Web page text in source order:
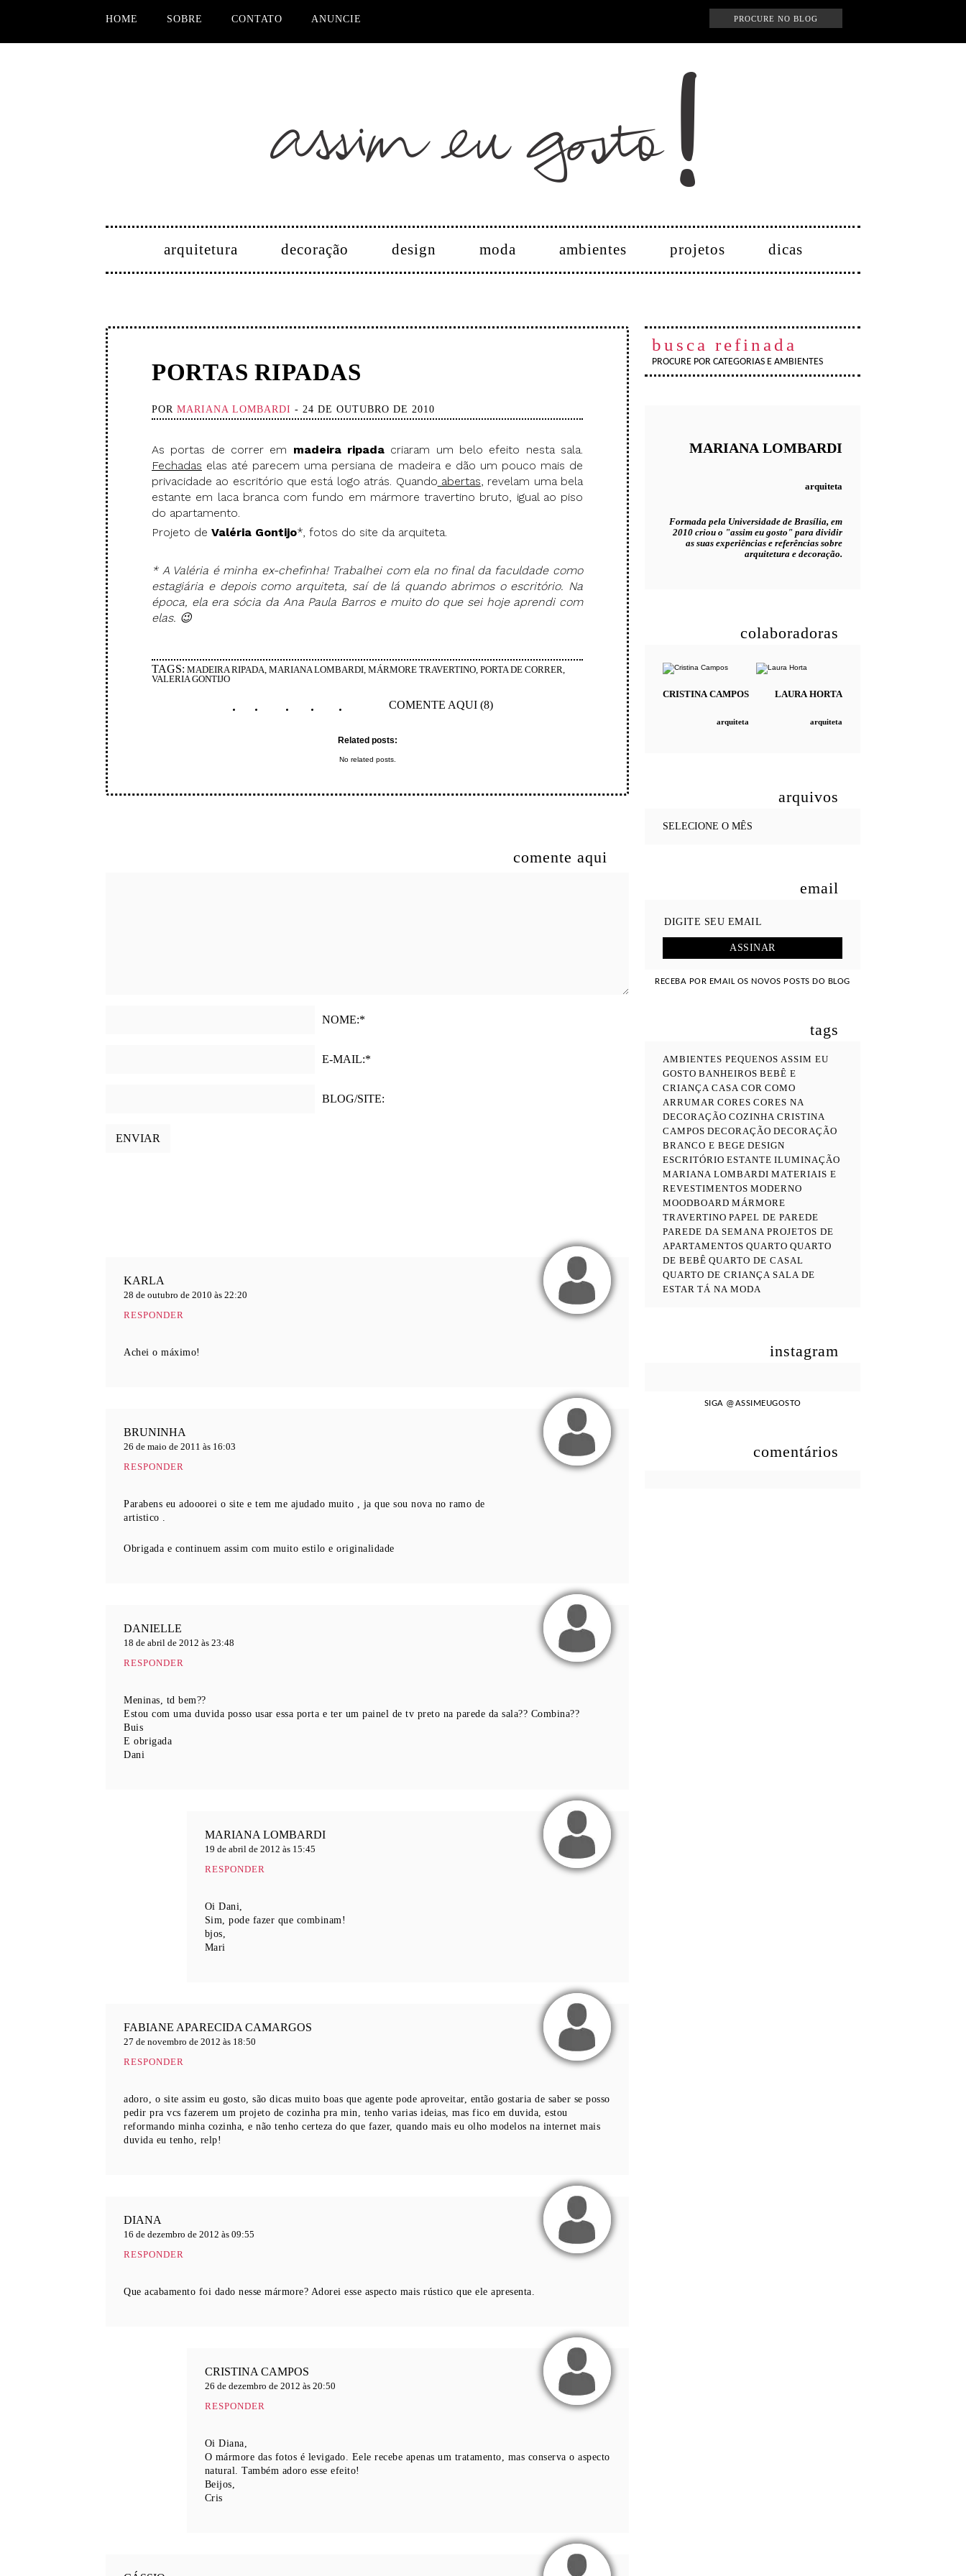
HOME SOBRE CONTATO ANUNCIE
arquitetura decoração design moda ambientes projetos dicas
PORTAS RIPADAS
POR MARIANA LOMBARDI - 24 DE OUTUBRO DE 2010
As portas de correr em madeira ripada criaram um belo efeito nesta sala.
Fechadas elas até parecem uma persiana de madeira e dão um pouco mais de
privacidade ao escritório que está logo atrás. Quando abertas, revelam uma bela
estante em laca branca com fundo em mármore travertino bruto, igual ao piso
do apartamento.
Projeto de Valéria Gontijo*, fotos do site da arquiteta.
* A Valéria é minha ex-chefinha! Trabalhei com ela no final da faculdade como
estagiária e depois como arquiteta, saí de lá quando abrimos o escritório. Na
época, ela era sócia da Ana Paula Barros e muito do que sei hoje aprendi com
elas. 😉
TAGS: MADEIRA RIPADA, MARIANA LOMBARDI, MÁRMORE TRAVERTINO, PORTA DE CORRER,
VALERIA GONTIJO
COMENTE AQUI (8)
Related posts:
No related posts.
comente aqui
NOME:*
E-MAIL:*
BLOG/SITE:
KARLA
28 de outubro de 2010 às 22:20
RESPONDER
Achei o máximo!
BRUNINHA
26 de maio de 2011 às 16:03
RESPONDER
Parabens eu adooorei o site e tem me ajudado muito , ja que sou nova no ramo de
artistico .
Obrigada e continuem assim com muito estilo e originalidade
DANIELLE
18 de abril de 2012 às 23:48
RESPONDER
Meninas, td bem??
Estou com uma duvida posso usar essa porta e ter um painel de tv preto na parede da sala?? Combina??
Buis
E obrigada
Dani
MARIANA LOMBARDI
19 de abril de 2012 às 15:45
RESPONDER
Oi Dani,
Sim, pode fazer que combinam!
bjos,
Mari
FABIANE APARECIDA CAMARGOS
27 de novembro de 2012 às 18:50
RESPONDER
adoro, o site assim eu gosto, são dicas muito boas que agente pode aproveitar, então gostaria de saber se posso
pedir pra vcs fazerem um projeto de cozinha pra min, tenho varias ideias, mas fico em duvida, estou
reformando minha cozinha, e não tenho certeza do que fazer, quando mais eu olho modelos na internet mais
duvida eu tenho, relp!
DIANA
16 de dezembro de 2012 às 09:55
RESPONDER
Que acabamento foi dado nesse mármore? Adorei esse aspecto mais rústico que ele apresenta.
CRISTINA CAMPOS
26 de dezembro de 2012 às 20:50
RESPONDER
Oi Diana,
O mármore das fotos é levigado. Eele recebe apenas um tratamento, mas conserva o aspecto
natural. Também adoro esse efeito!
Beijos,
Cris
busca refinada
PROCURE POR CATEGORIAS E AMBIENTES
MARIANA LOMBARDI
arquiteta
Formada pela Universidade de Brasília, em
2010 criou o "assim eu gosto" para dividir
as suas experiências e referências sobre
arquitetura e decoração.
colaboradoras
CRISTINACAMPOS
arquiteta
LAURAHORTA
arquiteta
arquivos
email
RECEBA POR EMAIL OS NOVOS POSTS DO BLOG
tags
AMBIENTES PEQUENOS ASSIM EU
GOSTO BANHEIROS BEBÊ E
CRIANÇA CASA COR COMO
ARRUMAR CORES CORES NA
DECORAÇÃO COZINHA CRISTINA
CAMPOS DECORAÇÃO DECORAÇÃO
BRANCO E BEGE DESIGN
ESCRITÓRIO ESTANTE ILUMINAÇÃO
MARIANA LOMBARDI MATERIAIS E
REVESTIMENTOS MODERNO
MOODBOARD MÁRMORE
TRAVERTINO PAPEL DE PAREDE
PAREDE DA SEMANA PROJETOS DE
APARTAMENTOS QUARTO QUARTO
DE BEBÊ QUARTO DE CASAL
QUARTO DE CRIANÇA SALA DE
ESTAR TÁ NA MODA
instagram
SIGA @ASSIMEUGOSTO
comentários